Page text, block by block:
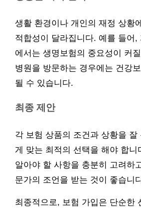
생활 환경이나 개인의 재정 상황
적합성이 달라집니다. 예를 들어,
에서는 생명보험의 중요성이 커
병원을 방문하는 경우에는 건강
될 수 있습니다.
최종 제안
각 보험 상품의 조건과 상황을 잘
게 맞는 최적의 선택을 해야 합니
알아야 할 사항을 충분히 고려하
문가의 조언을 받는 것이 좋습니
최종적으로, 보험 가입은 단순한